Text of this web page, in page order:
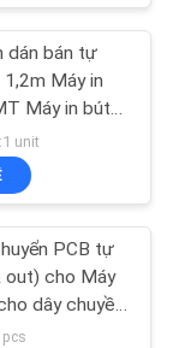
23
dán bán tự
Máy in
Máy in bút
unit
PCB tự
out) cho Máy
dây chuyền
DIP